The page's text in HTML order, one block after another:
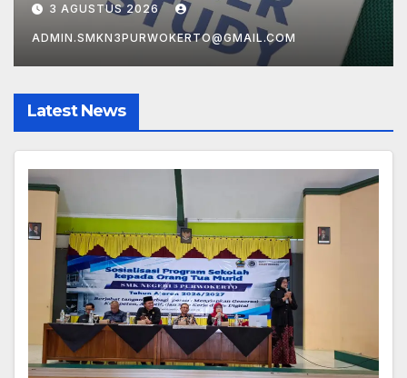
3 AGUSTUS 2026
ADMIN.SMKN3PURWOKERTO@GMAIL.COM
Latest News